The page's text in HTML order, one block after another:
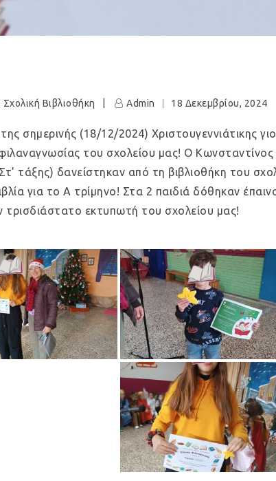
Σχολική Βιβλιοθήκη Admin 18 Δεκεμβρίου, 2024
σημερινής (18/12/2024) Χριστουγεννιάτικης
του σχολείου μας! Ο
τάξης) δανείστηκαν από τη βιβλιοθήκη του
για το Α τρίμηνο! Στα 2 παιδιά δόθηκαν
εκτυπωτή του σχολείου μας!